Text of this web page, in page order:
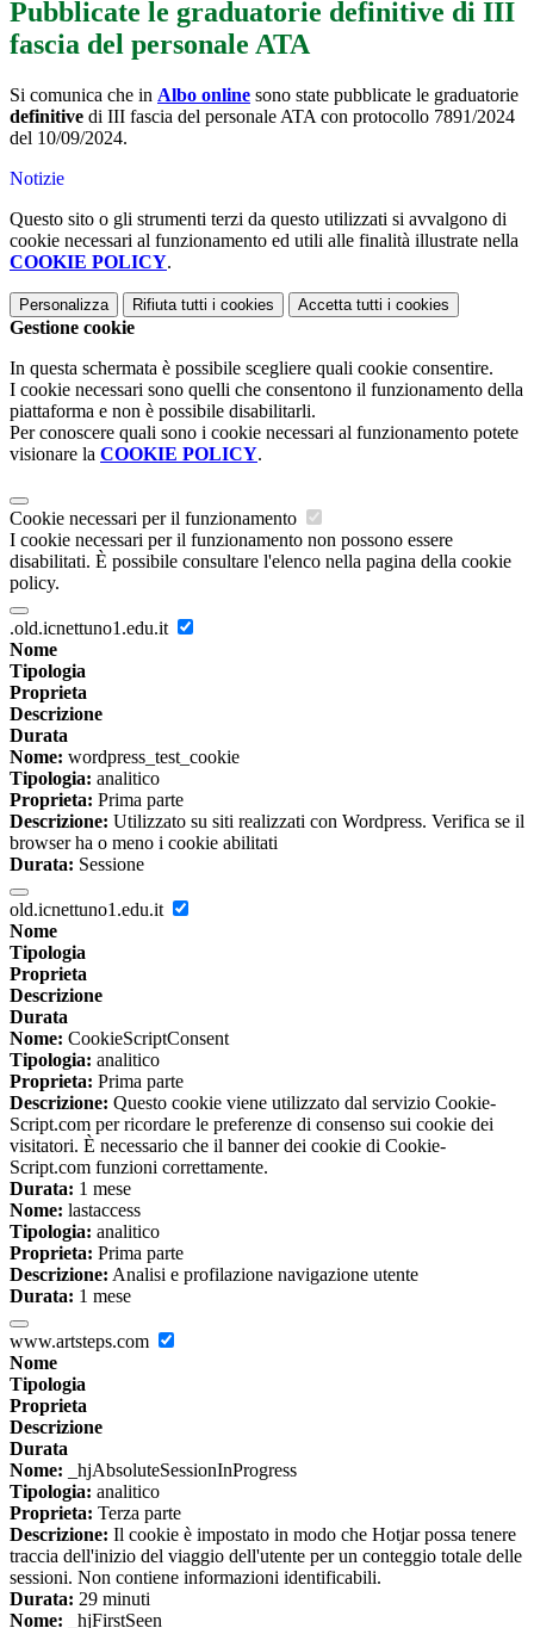
Pubblicate le graduatorie definitive di III
fascia del personale ATA
Si comunica che in Albo online sono state pubblicate le graduatorie
definitive di III fascia del personale ATA con protocollo 7891/2024
del 10/09/2024.
Notizie
Questo sito o gli strumenti terzi da questo utilizzati si avvalgono di
cookie necessari al funzionamento ed utili alle finalità illustrate nella
COOKIE POLICY.
Personalizza Rifiuta tutti i cookies Accetta tutti i cookies
Gestione cookie
In questa schermata è possibile scegliere quali cookie consentire.
I cookie necessari sono quelli che consentono il funzionamento della
piattaforma e non è possibile disabilitarli.
Per conoscere quali sono i cookie necessari al funzionamento potete
visionare la COOKIE POLICY.
Cookie necessari per il funzionamento
I cookie necessari per il funzionamento non possono essere
disabilitati. È possibile consultare l'elenco nella pagina della cookie
policy.
.old.icnettuno1.edu.it
Nome
Tipologia
Proprieta
Descrizione
Durata
Nome: wordpress_test_cookie
Tipologia: analitico
Proprieta: Prima parte
Descrizione: Utilizzato su siti realizzati con Wordpress. Verifica se il
browser ha o meno i cookie abilitati
Durata: Sessione
old.icnettuno1.edu.it
Nome
Tipologia
Proprieta
Descrizione
Durata
Nome: CookieScriptConsent
Tipologia: analitico
Proprieta: Prima parte
Descrizione: Questo cookie viene utilizzato dal servizio Cookie-
Script.com per ricordare le preferenze di consenso sui cookie dei
visitatori. È necessario che il banner dei cookie di Cookie-
Script.com funzioni correttamente.
Durata: 1 mese
Nome: lastaccess
Tipologia: analitico
Proprieta: Prima parte
Descrizione: Analisi e profilazione navigazione utente
Durata: 1 mese
www.artsteps.com
Nome
Tipologia
Proprieta
Descrizione
Durata
Nome: _hjAbsoluteSessionInProgress
Tipologia: analitico
Proprieta: Terza parte
Descrizione: Il cookie è impostato in modo che Hotjar possa tenere
traccia dell'inizio del viaggio dell'utente per un conteggio totale delle
sessioni. Non contiene informazioni identificabili.
Durata: 29 minuti
Nome: _hjFirstSeen